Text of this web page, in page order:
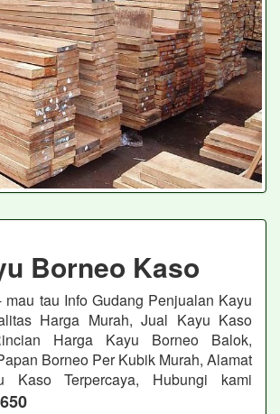
Borneo Kaso
mau tau Info Gudang Penjualan Kayu
Harga Murah, Jual Kayu Kaso
Harga Kayu Borneo Balok,
Borneo Per Kubik Murah, Alamat
Kaso Terpercaya, Hubungi kami